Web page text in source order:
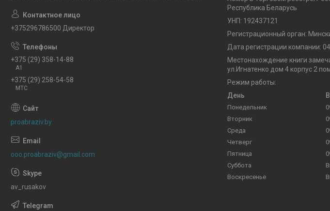
+375296786500 Директор
+375 (29) 358-14-88
A1
+375 (29) 258-54-58
МТС
proabraziv.by
ooo.proabraziv@gmail.com
av_rusakov
Республика Беларусь
УНП: 192437121
Регистрационный орган:
Дата регистрации компании:
Местонахождение книги
ул.Игнатенко дом 4 корпус 2
Режим работы:
День
Понедельник
Вторник
Среда
Четверг
Пятница
Суббота
Воскресенье